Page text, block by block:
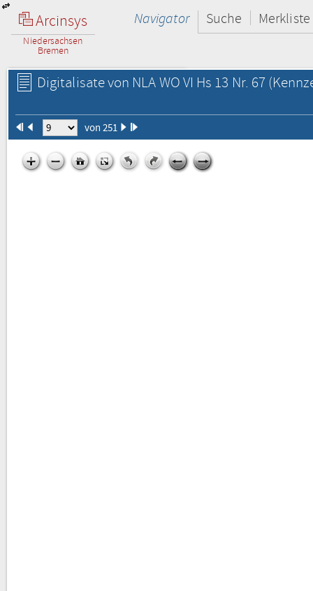
Arcinsys
Niedersachsen
Bremen
Navigator Suche Merkliste
Digitalisate von NLA WO VI Hs 13 Nr. 67
von 251